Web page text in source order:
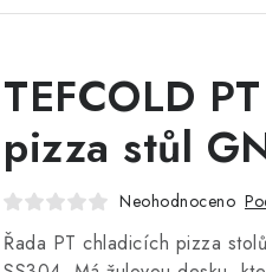
TEFCOLD
pizza stůl
Neohodnoceno
Řada PT chladicích pizza